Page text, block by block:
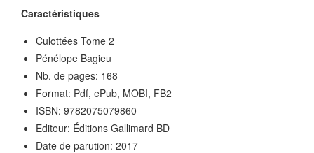
Caractéristiques
Culottées Tome 2
Pénélope Bagieu
Nb. de pages: 168
Format: Pdf, ePub, MOBI, FB2
ISBN: 9782075079860
Editeur: Éditions Gallimard BD
Date de parution: 2017